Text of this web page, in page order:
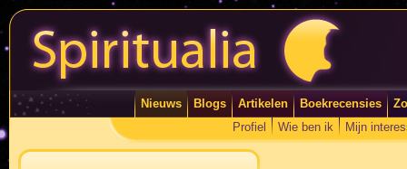
Nieuws Blogs Artikelen Boekrecensies
Profiel
Wie ben ik Mijn